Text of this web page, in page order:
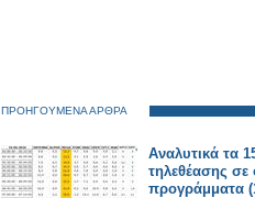
ΠΡΟΗΓΟΥΜΕΝΑ ΑΡΘΡΑ
Αναλυτικά τα
τηλεθέασης σε
προγράμματα